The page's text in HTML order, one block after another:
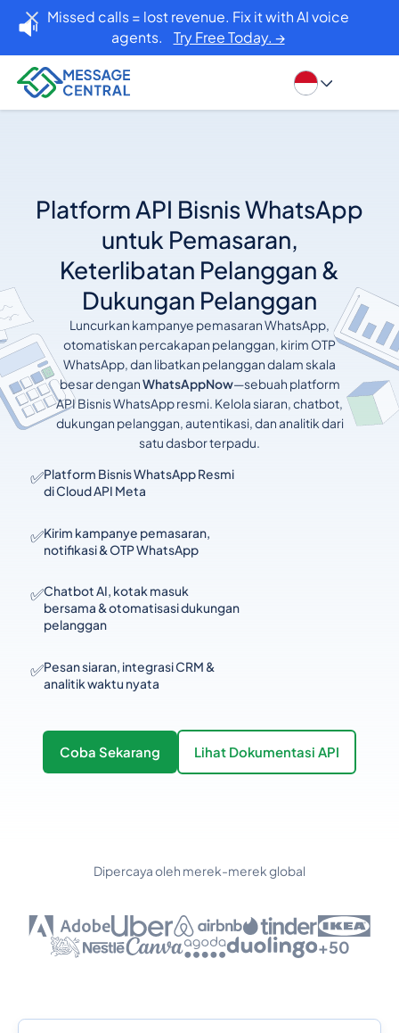
Missed calls = lost revenue. Fix it with AI voice
agents. Try Free Today. →
Platform API Bisnis WhatsApp
untuk Pemasaran,
Keterlibatan Pelanggan &
Dukungan Pelanggan
Luncurkan kampanye pemasaran WhatsApp,
otomatiskan percakapan pelanggan, kirim OTP
WhatsApp, dan libatkan pelanggan dalam skala
besar denganWhatsAppNow—sebuah platform
API Bisnis WhatsApp resmi. Kelola siaran, chatbot,
dukungan pelanggan, autentikasi, dan analitik dari
satu dasbor terpadu.
✅Platform Bisnis WhatsApp Resmi
di Cloud API Meta
✅Kirim kampanye pemasaran,
notifikasi & OTP WhatsApp
✅Chatbot AI, kotak masuk
bersama & otomatisasi dukungan
pelanggan
✅Pesan siaran, integrasi CRM &
analitik waktu nyata
Coba Sekarang Lihat Dokumentasi API
Dipercaya oleh merek-merek global
+50